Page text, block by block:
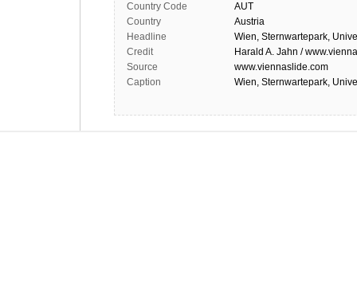
Country Code
AUT
Country
Austria
Headline
Wien, Sternwartepark,
Credit
Harald A. Jahn /
Source
www.viennaslide.com
Caption
Wien, Sternwartepark,